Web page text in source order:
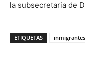
la subsecretaria de
ETIQUETAS inmigrantes